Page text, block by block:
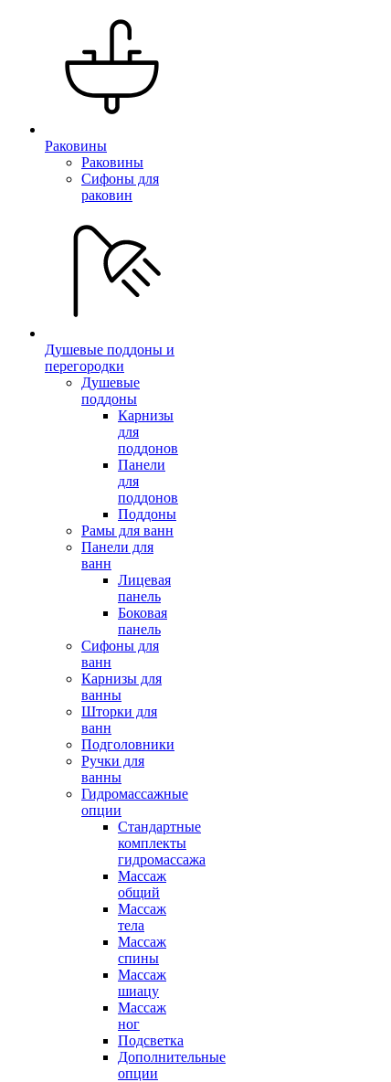
Раковины
Раковины
Сифоны для
раковин
Душевые поддоны и
перегородки
Душевые
поддоны
Карнизы
для
поддонов
Панели
для
поддонов
Поддоны
Рамы для ванн
Панели для
ванн
Лицевая
панель
Боковая
панель
Сифоны для
ванн
Карнизы для
ванны
Шторки для
ванн
Подголовники
Ручки для
ванны
Гидромассажные
опции
Стандартные
комплекты
гидромассажа
Массаж
общий
Массаж
тела
Массаж
спины
Массаж
шиацу
Массаж
ног
Подсветка
Дополнительные
опции